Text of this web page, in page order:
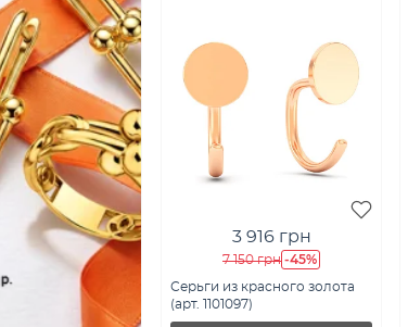
3 916 грн
7 150 грн -45%
Серьги из красного золота
(арт. 1101097)